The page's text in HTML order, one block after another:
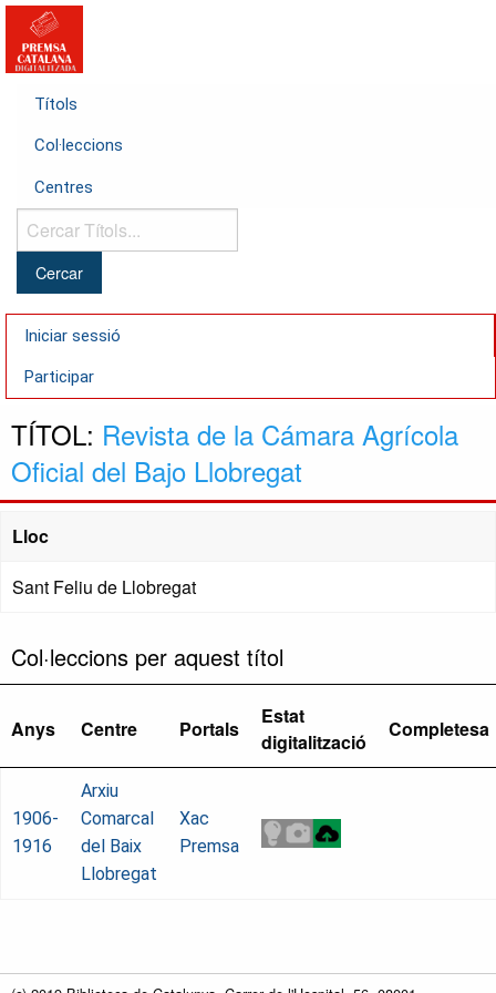
Títols
Col·leccions
Centres
Cercar
Títols...
Iniciar sessió
Participar
TÍTOL: Revista de la Cámara Agrícola
Oficial del Bajo Llobregat
Lloc
Sant Feliu de Llobregat
Col·leccions per aquest títol
Anys Centre Portals
Estat
digitalització
Completesa
1906-
1916
Arxiu
Comarcal
del Baix
Llobregat
Xac
Premsa